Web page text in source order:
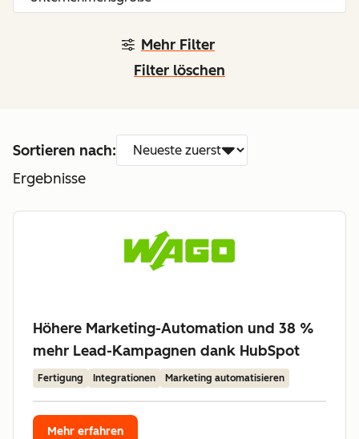
Mehr Filter
Filter löschen
Sortieren nach:
Ergebnisse
Höhere Marketing-Automation und 38 %
mehr Lead-Kampagnen dank HubSpot
Fertigung Integrationen Marketing automatisieren
Mehr erfahren